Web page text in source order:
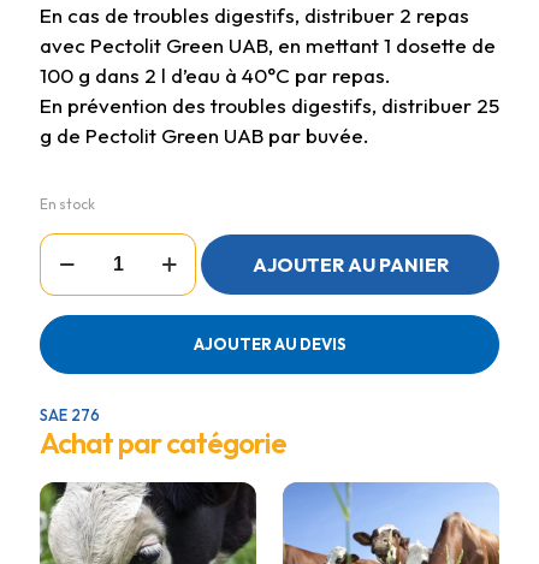
En cas de troubles digestifs, distribuer 2 repas
avec Pectolit Green UAB, en mettant 1 dosette de
100 g dans 2 l d’eau à 40°C par repas.
En prévention des troubles digestifs, distribuer 25
g de Pectolit Green UAB par buvée.
En stock
quantité
PECTOLIT
GREEN
3KG
AJOUTER AU PANIER
AJOUTER AU DEVIS
SAE 276
Achat par catégorie